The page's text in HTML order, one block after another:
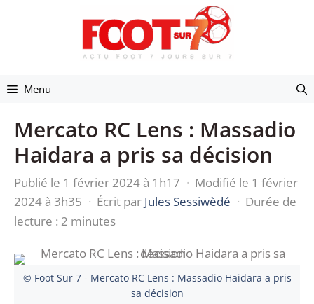
Menu
Mercato RC Lens : Massadio
Haidara a pris sa décision
Publié le 1 février 2024 à 1h17 · Modifié le 1 février
2024 à 3h35 · Écrit par Jules Sessiwèdé · Durée de
lecture : 2 minutes
© Foot Sur 7 - Mercato RC Lens : Massadio Haidara a pris
sa décision